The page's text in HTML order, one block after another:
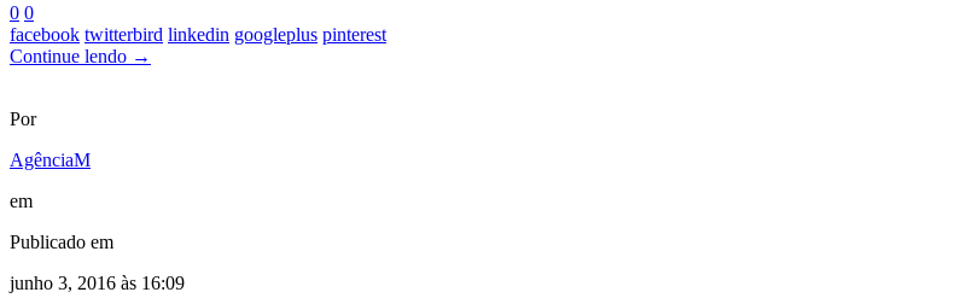
0 0
facebook twitterbird linkedin googleplus pinterest
Continue lendo →
Por
AgênciaM
em
Publicado em
junho 3, 2016 às 16:09